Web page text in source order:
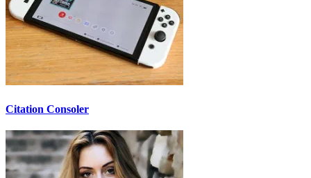
Citation Consoler